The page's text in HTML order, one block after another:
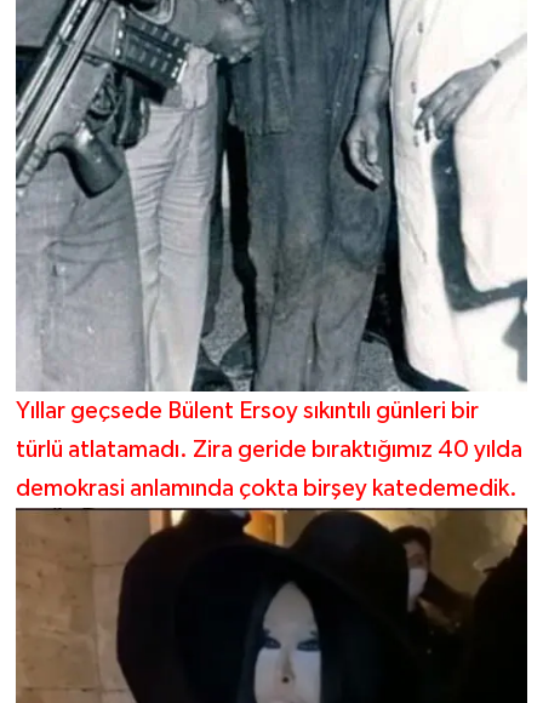
Yıllar geçsede Bülent Ersoy sıkıntılı günleri bir
türlü atlatamadı. Zira geride bıraktığımız 40 yılda
demokrasi anlamında çokta birşey katedemedik.